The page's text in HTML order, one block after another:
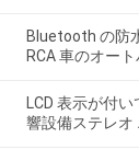
Bluetooth の防
RCA 車のオー
LCD 表示が付
響設備ステレオ